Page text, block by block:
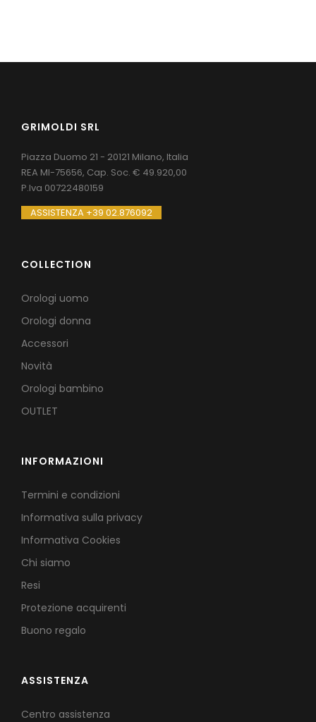
GRIMOLDI SRL
Piazza Duomo 21 - 20121 Milano, Italia
REA MI-75656, Cap. Soc. € 49.920,00
P.Iva 00722480159
ASSISTENZA +39 02.876092
COLLECTION
Orologi uomo
Orologi donna
Accessori
Novità
Orologi bambino
OUTLET
INFORMAZIONI
Termini e condizioni
Informativa sulla privacy
Informativa Cookies
Chi siamo
Resi
Protezione acquirenti
Buono regalo
ASSISTENZA
Centro assistenza